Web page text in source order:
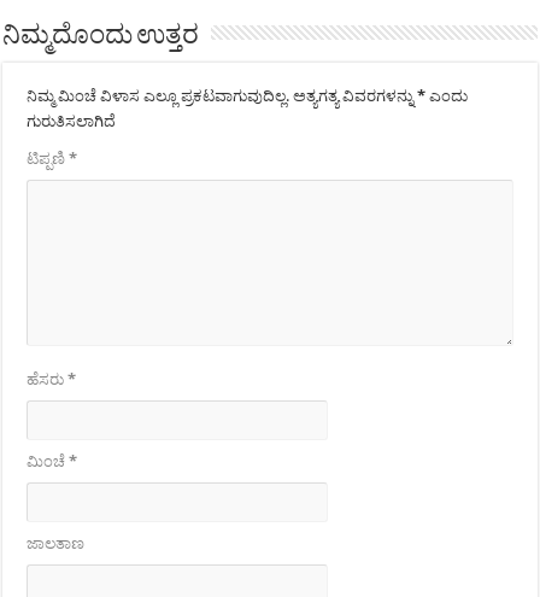
ನಿಮ್ಮದೊಂದು ಉತ್ತರ
ನಿಮ್ಮ ಮಿಂಚೆ ವಿಳಾಸ ಎಲ್ಲೂ ಪ್ರಕಟವಾಗುವುದಿಲ್ಲ. ಅತ್ಯಗತ್ಯ ವಿವರಗಳನ್ನು* ಎಂದು
ಗುರುತಿಸಲಾಗಿದೆ
ಟಿಪ್ಪಣಿ*
ಹೆಸರು*
ಮಿಂಚೆ*
ಜಾಲತಾಣ